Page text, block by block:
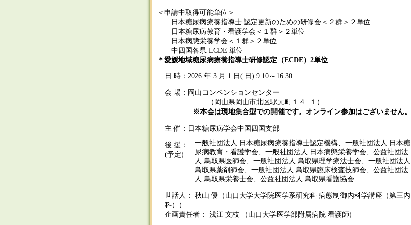
＜申請中取得可能単位＞
日本糖尿病療養指導士 認定更新のための研修会＜２群＞２単位
日本糖尿病教育・看護学会＜１群＞２単位
日本病態栄養学会＜１群＞２単位
中四国各県 LCDE 単位
＊愛媛地域糖尿病療養指導士研修認定（ECDE）2単位
日 時：2026 年 3 月 1 日( 日) 9:10～16:30
会 場：岡山コンベンションセンター
（岡山県岡山市北区駅元町１４−１）
※本会は現地集合型での開催です。オンライン参加はございません。
主 催：日本糖尿病学会中国四国支部
後 援：
(予定)
一般社団法人 日本糖尿病療養指導士認定機構、一般社団法人 日本糖
尿病教育・看護学会、一般社団法人 日本病態栄養学会、公益社団法
人 鳥取県医師会、一般社団法人 鳥取県理学療法士会、一般社団法人
鳥取県薬剤師会、一般社団法人 鳥取県臨床検査技師会、公益社団法
人 鳥取県栄養士会、公益社団法人 鳥取県看護協会
世話人： 秋山 優（山口大学大学院医学系研究科 病態制御内科学講座（第三内
科））
企画責任者： 浅江 文枝 （山口大学医学部附属病院 看護師)